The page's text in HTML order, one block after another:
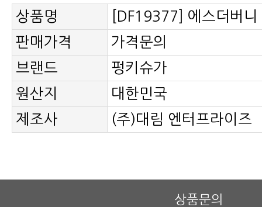
상품명
[DF19377] 에스더버
판매가격
가격문의
브랜드
펑키슈가
원산지
대한민국
제조사
(주)대림 엔터프라이즈
상품문의